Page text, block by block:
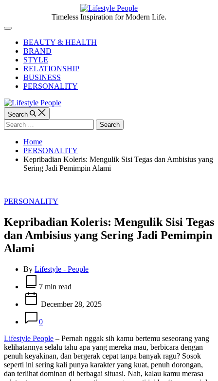
content
People
Timeless Inspiration for Modern Life.
Off
CanvasBEAUTY & HEALTH
BRAND
STYLE
RELATIONSHIP
BUSINESS
PERSONALITY
Search
Search
for:
Home
PERSONALITY
Kepribadian Koleris: Mengulik Sisi Tegas dan Ambisius yang
Sering Jadi Pemimpin Alami
Categories
PERSONALITY
Kepribadian Koleris: Mengulik Sisi Tegas
dan Ambisius yang Sering Jadi Pemimpin
Alami
By Lifestyle - People
Estimated
read
time
7 min read
December 28, 2025
0
Lifestyle People – Pernah nggak sih kamu bertemu seseorang yang
kelihatannya selalu tahu apa yang mereka mau, berbicara dengan
penuh keyakinan, dan bergerak cepat tanpa banyak ragu? Sosok
seperti ini sering kali punya karakter yang kuat, penuh dorongan,
dan terlihat dominan di berbagai situasi. Nah, kalau kamu merasa